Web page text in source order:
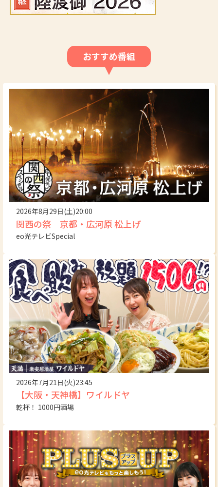
おすすめ番組
2026年8月29日(土)20:00
関西の祭 京都・広河原 松上げ
eo光テレビSpecial
2026年7月21日(火)23:45
【大阪・天神橋】ワイルドヤ
乾杯！ 1000円酒場